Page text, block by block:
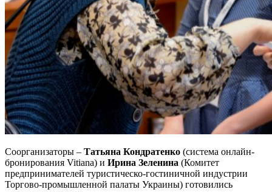
Соорганизаторы – Татьяна Кондратенко (система онлайн-
бронирования Vitiana) и Ирина Зеленина (Комитет
предпринимателей туристическо-гостиничной индустрии
Торгово-промышленной палаты Украины) готовились